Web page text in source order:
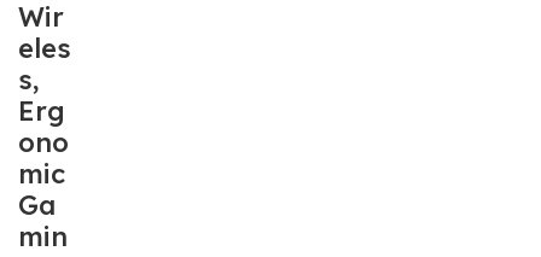
Wir
eles
s,
Erg
ono
mic
Ga
min